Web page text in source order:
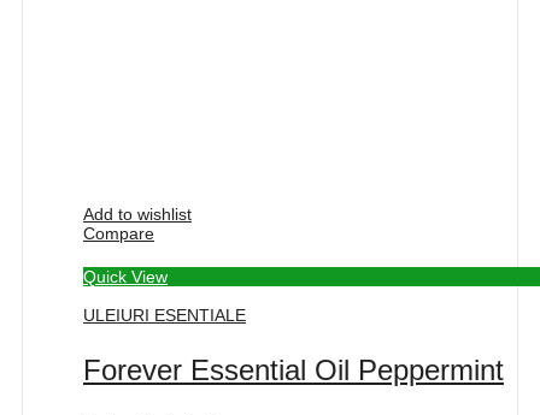
Add to wishlist
Compare
Quick View
ULEIURI ESENTIALE
Forever Essential Oil Peppermint